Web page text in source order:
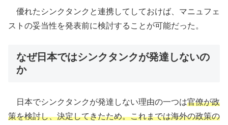
優れたシンクタンクと連携してしておけば、マニュフェ
ストの妥当性を発表前に検討することが可能だった。
なぜ日本ではシンクタンクが発達しないの
か
日本でシンクタンクが発達しない理由の一つは官僚が政
策を検討し、決定してきたため。これまでは海外の政策の